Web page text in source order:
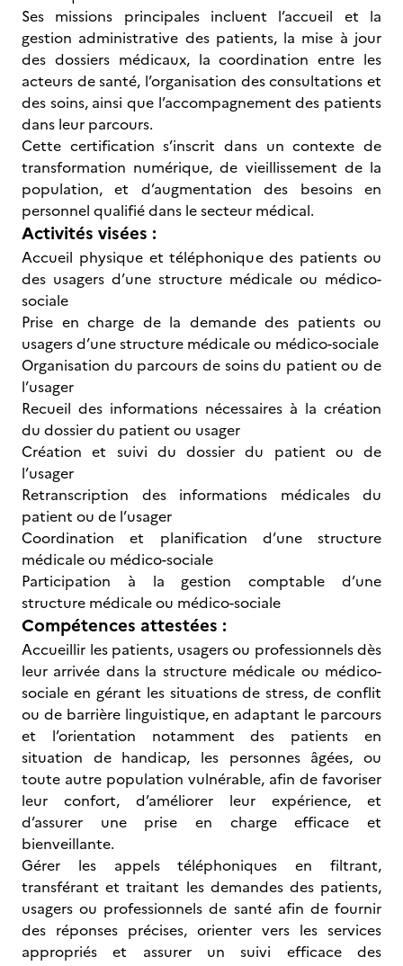
Ses missions principales incluent l’accueil et la
gestion administrative des patients, la mise à jour
des dossiers médicaux, la coordination entre les
acteurs de santé, l’organisation des consultations et
des soins, ainsi que l’accompagnement des patients
dans leur parcours.
Cette certification s’inscrit dans un contexte de
transformation numérique, de vieillissement de la
population, et d’augmentation des besoins en
personnel qualifié dans le secteur médical.
Activités visées :
Accueil physique et téléphonique des patients ou
des usagers d’une structure médicale ou médico-
sociale
Prise en charge de la demande des patients ou
usagers d’une structure médicale ou médico-sociale
Organisation du parcours de soins du patient ou de
l’usager
Recueil des informations nécessaires à la création
du dossier du patient ou usager
Création et suivi du dossier du patient ou de
l’usager
Retranscription des informations médicales du
patient ou de l’usager
Coordination et planification d’une structure
médicale ou médico-sociale
Participation à la gestion comptable d’une
structure médicale ou médico-sociale
Compétences attestées :
Accueillir les patients, usagers ou professionnels dès
leur arrivée dans la structure médicale ou médico-
sociale en gérant les situations de stress, de conflit
ou de barrière linguistique, en adaptant le parcours
et l’orientation notamment des patients en
situation de handicap, les personnes âgées, ou
toute autre population vulnérable, afin de favoriser
leur confort, d’améliorer leur expérience, et
d’assurer une prise en charge efficace et
bienveillante.
Gérer les appels téléphoniques en filtrant,
transférant et traitant les demandes des patients,
usagers ou professionnels de santé afin de fournir
des réponses précises, orienter vers les services
appropriés et assurer un suivi efficace des